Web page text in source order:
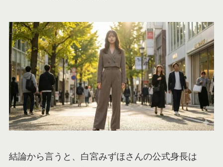
結論から言うと、白宮みずほさんの公式身長は